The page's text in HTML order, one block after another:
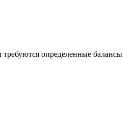
определенные балансы